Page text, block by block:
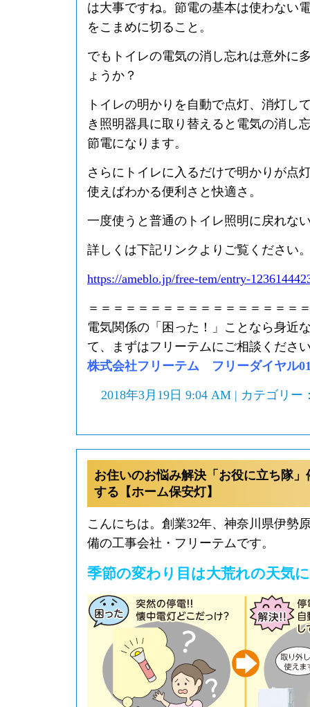
は大事ですね。節電の基本は使わない
をこまめに切ること。
でもトイレの電気の消し忘れは意外に
ょうか？
トイレの明かりを自動で点灯、消灯し
き照明器具に取り替えると電気の消し
節電になります。
さらにトイレに入るだけで明かりが点
使えばわかる便利さと快適さ。
一度使うと普通のトイレ照明に戻れな
詳しくは下記リンクよりご覧ください
https://ameblo.jp/free-tem/entry-
＝＝＝＝＝＝＝＝＝＝＝＝＝＝＝＝＝
電気関係の「困った！」ことなら身近
て、まずはフリーテムにご相談くださ
株式会社フリーテム フリーダイヤル
2018年3月19日 9:04 AM | カテゴリー
お住いのお悩み解決「お役に立ち隊
する【ホーム保安灯】
こんにちは。創業32年、神奈川県伊勢
備の工事会社・フリーテムです。
季節の変わり目は大荒れの天気